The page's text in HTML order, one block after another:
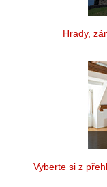
Hrady,
Vyberte si z